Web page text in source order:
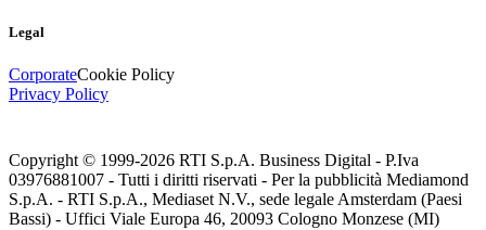
Legal
CorporateCookie Policy
Privacy Policy
Copyright © 1999-2026 RTI S.p.A. Business Digital - P.Iva
03976881007 - Tutti i diritti riservati - Per la pubblicità Mediamond
S.p.A. - RTI S.p.A., Mediaset N.V., sede legale Amsterdam (Paesi
Bassi) - Uffici Viale Europa 46, 20093 Cologno Monzese (MI)